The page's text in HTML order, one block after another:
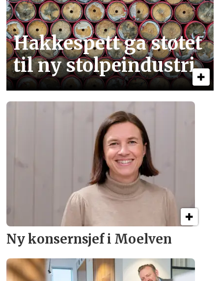
Hakkespett ga støtet
til ny stolpe­industri
Ny konsern­sjef i Moelven